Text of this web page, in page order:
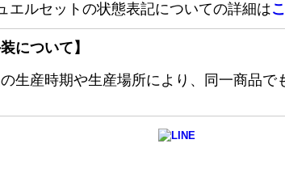
エルセットの状態表記についての詳細は
について】
生産時期や生産場所により、同一商品で